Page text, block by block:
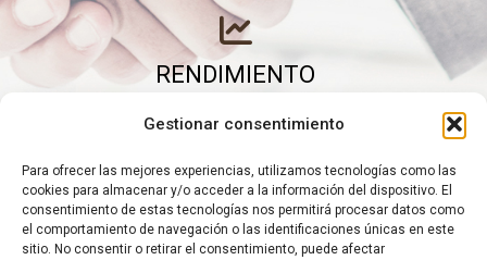
Gestionar consentimiento
Para ofrecer las mejores experiencias, utilizamos tecnologías como las
cookies para almacenar y/o acceder a la información del dispositivo. El
consentimiento de estas tecnologías nos permitirá procesar datos como
el comportamiento de navegación o las identificaciones únicas en este
sitio. No consentir o retirar el consentimiento, puede afectar
RENDIMIENTO
Elimine gastos inútiles y saque el máximo partido a